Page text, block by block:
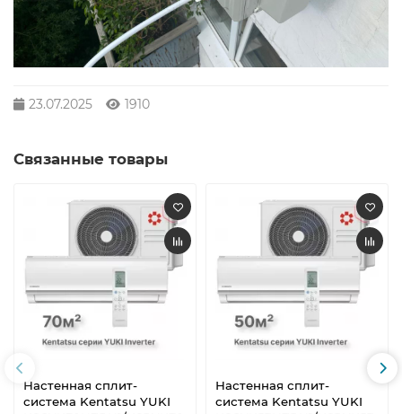
23.07.2025 1910
Связанные товары
Настенная сплит-
система Kentatsu YUKI
Настенная сплит-
система Kentatsu YUKI